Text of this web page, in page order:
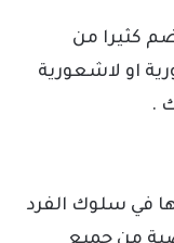
كثيرا من
او لاشعورية
.
في سلوك الفرد